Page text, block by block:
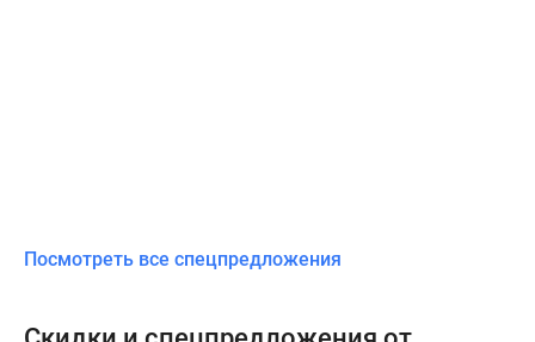
Посмотреть все спецпредложения